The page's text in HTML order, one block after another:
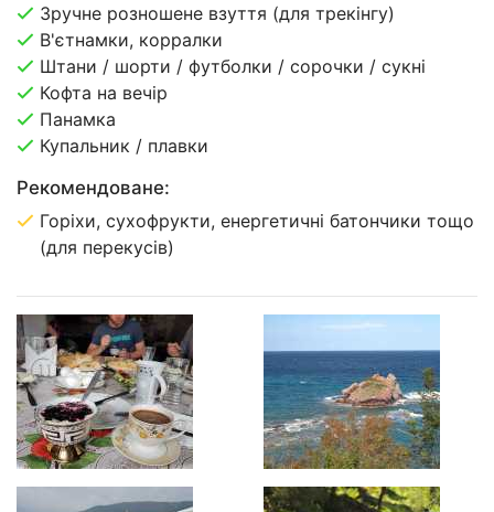
Зручне розношене взуття (для трекінгу)
В'єтнамки, корралки
Штани / шорти / футболки / сорочки / сукні
Кофта на вечір
Панамка
Купальник / плавки
Рекомендоване:
Горіхи, сухофрукти, енергетичні батончики тощо
(для перекусів)